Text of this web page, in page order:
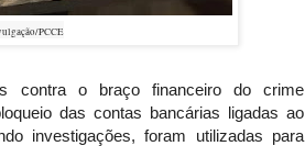
PCCE
contra o braço financeiro do crime
das contas bancárias ligadas ao
investigações, foram utilizadas para